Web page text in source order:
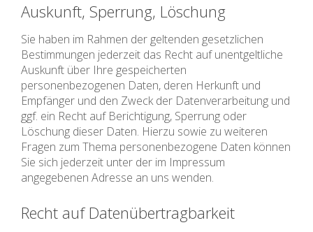
Auskunft, Sperrung, Löschung
Sie haben im Rahmen der geltenden gesetzlichen
Bestimmungen jederzeit das Recht auf unentgeltliche
Auskunft über Ihre gespeicherten
personenbezogenen Daten, deren Herkunft und
Empfänger und den Zweck der Datenverarbeitung und
ggf. ein Recht auf Berichtigung, Sperrung oder
Löschung dieser Daten. Hierzu sowie zu weiteren
Fragen zum Thema personenbezogene Daten können
Sie sich jederzeit unter der im Impressum
angegebenen Adresse an uns wenden.
Recht auf Datenübertragbarkeit